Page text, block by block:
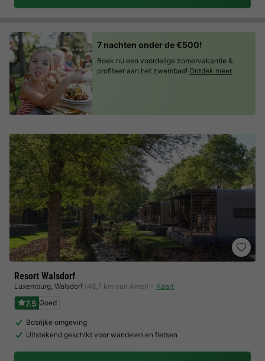
Resort Walsdorf
Luxemburg, Walsdorf (48,7 km van Amel) Kaart
7.5 Goed
Bosrijke omgeving
Uitstekend geschikt voor wandelen en fietsen
7 nachten onder de €500!
Boek nu een voordelige zomervakantie &
profiteer aan het zwembad! Ontdek meer